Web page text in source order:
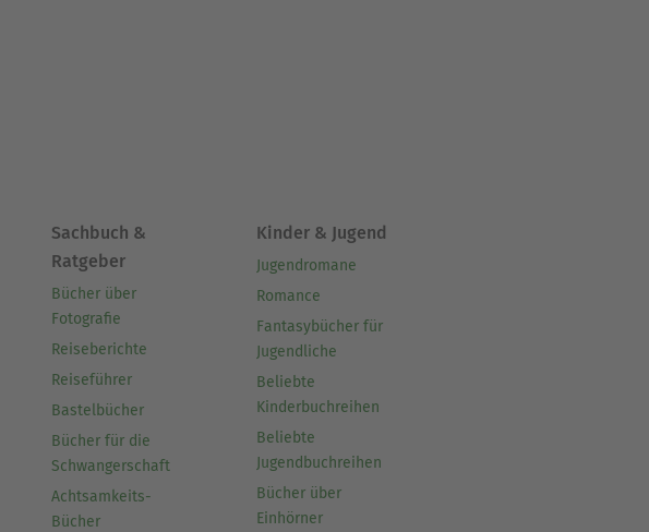
Sachbuch &
Ratgeber
Bücher über
Fotografie
Reiseberichte
Reiseführer
Bastelbücher
Bücher für die
Schwangerschaft
Achtsamkeits-
Bücher
Kinder & Jugend
Jugendromane
Romance
Fantasybücher für
Jugendliche
Beliebte
Kinderbuchreihen
Beliebte
Jugendbuchreihen
Bücher über
Einhörner